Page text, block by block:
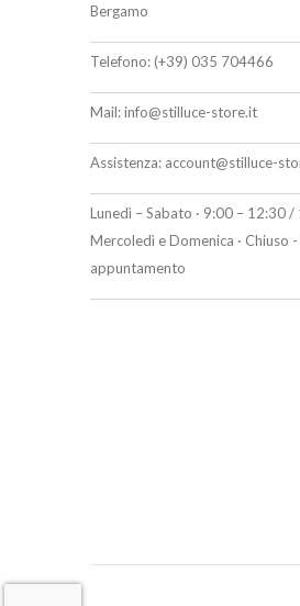
Bergamo
Telefono: (+39) 035 704466
Mail:info@stilluce-store.it
Assistenza: account@stilluce-
Lunedì – Sabato · 9:00 – 12:30
Mercoledì e Domenica · Chiuso
appuntamento